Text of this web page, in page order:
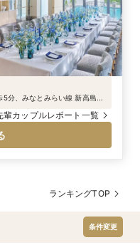
分、みなとみらい線 新高島駅
輩カップルレポート一覧
ランキングTOP
条件変更